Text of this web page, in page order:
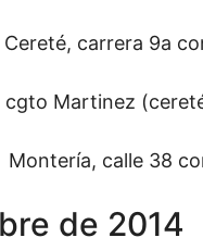
carrera 9a
Martinez
calle 38
de 2014